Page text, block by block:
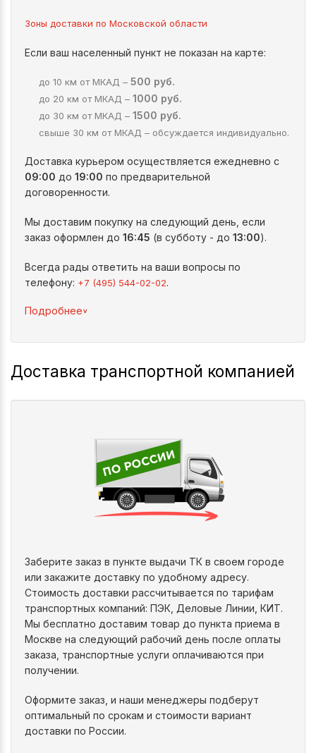
Зоны доставки по Московской области
Если ваш населенный пункт не показан на карте:
до 10 км от МКАД – 500 руб.
до 20 км от МКАД – 1000 руб.
до 30 км от МКАД – 1500 руб.
свыше 30 км от МКАД – обсуждается индивидуально.
Доставка курьером осуществляется ежедневно с
09:00 до 19:00 по предварительной
договоренности.
Мы доставим покупку на следующий день, если
заказ оформлен до 16:45 (в субботу - до 13:00).
Всегда рады ответить на ваши вопросы по
телефону: +7 (495) 544-02-02.
Подробнее^
Доставка транспортной компанией
Заберите заказ в пункте выдачи ТК в своем городе
или закажите доставку по удобному адресу.
Стоимость доставки рассчитывается по тарифам
транспортных компаний: ПЭК, Деловые Линии, КИТ.
Мы бесплатно доставим товар до пункта приема в
Москве на следующий рабочий день после оплаты
заказа, транспортные услуги оплачиваются при
получении.
Оформите заказ, и наши менеджеры подберут
оптимальный по срокам и стоимости вариант
доставки по России.